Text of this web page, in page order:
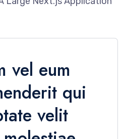
vel eum
qui
velit